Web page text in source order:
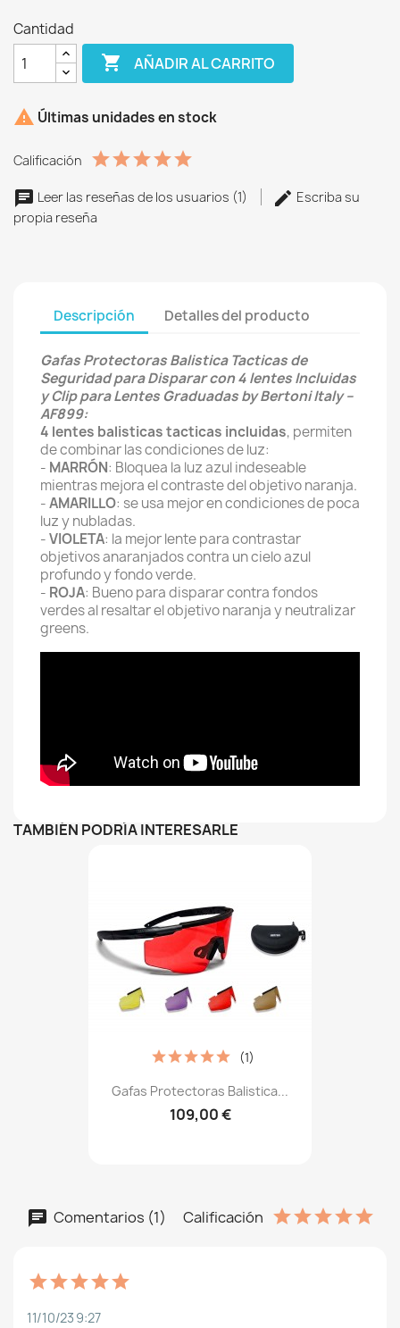
Cantidad
 AÑADIR AL CARRITO
 Últimas unidades en stock
Calificación
Leer las reseñas de los usuarios (1)
Escriba su
propia reseña
Descripción Detalles del producto
Gafas Protectoras Balistica Tacticas de
Seguridad para Disparar con 4 lentes Incluidas
y Clip para Lentes Graduadas by Bertoni Italy –
AF899:
4 lentes balisticas tacticas incluidas, permiten
de combinar las condiciones de luz:
- MARRÓN: Bloquea la luz azul indeseable
mientras mejora el contraste del objetivo naranja.
-AMARILLO: se usa mejor en condiciones de poca
luz y nubladas.
-VIOLETA: la mejor lente para contrastar
objetivos anaranjados contra un cielo azul
profundo y fondo verde.
- ROJA: Bueno para disparar contra fondos
verdes al resaltar el objetivo naranja y neutralizar
greens.
TAMBIÉN PODRÍA INTERESARLE
Gafas Protectoras Balistica...
109,00 €
(1)
Comentarios (1) Calificación
11/10/23 9:27